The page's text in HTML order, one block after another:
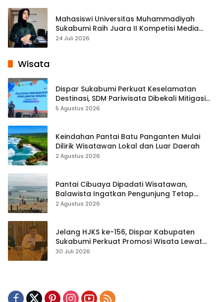
Mahasiswi Universitas Muhammadiyah
Sukabumi Raih Juara II Kompetisi Media
Pembelajaran Digital Tingkat Internasional
24 Juli 2026
Wisata
Dispar Sukabumi Perkuat Keselamatan
Destinasi, SDM Pariwisata Dibekali Mitigasi
hingga Teknik Evakuasi
5 Agustus 2026
Keindahan Pantai Batu Panganten Mulai
Dilirik Wisatawan Lokal dan Luar Daerah
2 Agustus 2026
Pantai Cibuaya Dipadati Wisatawan,
Balawista Ingatkan Pengunjung Tetap
Waspada
2 Agustus 2026
Jelang HJKS ke-156, Dispar Kabupaten
Sukabumi Perkuat Promosi Wisata Lewat
Publikasi Digital
30 Juli 2026